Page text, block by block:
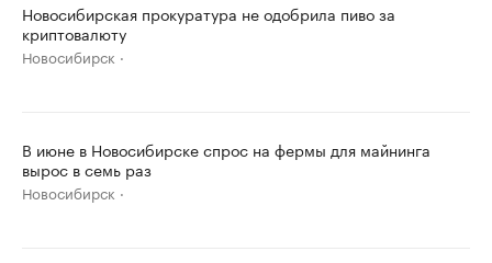
Новосибирская прокуратура не одобрила пиво за
криптовалюту
Новосибирск
В июне в Новосибирске спрос на фермы для майнинга
вырос в семь раз
Новосибирск